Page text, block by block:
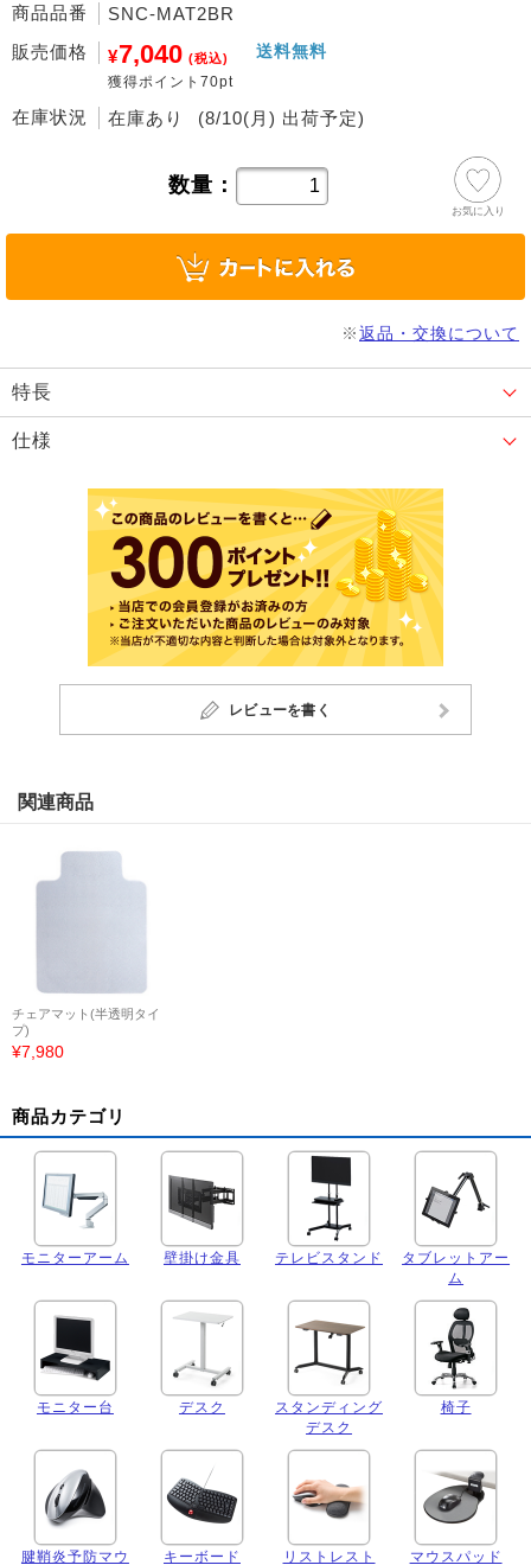
商品品番
SNC-MAT2BR
販売価格
¥7,040 (税込)
獲得ポイント70pt
送料無料
在庫状況 在庫あり (8/10(月) 出荷予定)
数量：
お気に入り
※返品・交換について
特長
仕様
レビューを書く
関連商品
チェアマット(半透明タイ
プ)
¥7,980
商品カテゴリ
モニターアーム 壁掛け金具 テレビスタンド
タブレットアー
ム
モニター台 デスク
スタンディング
デスク
椅子
腱鞘炎予防マウ
キーボード リストレスト マウスパッド